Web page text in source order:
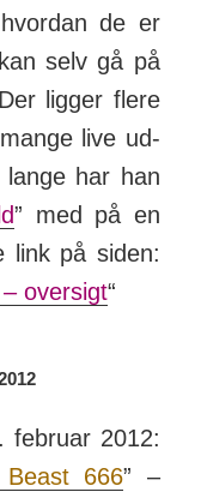
de er
selv gå på
ligger flere
live ud­
har han
” med på en
link på siden:
oversigt“
2012:
666” –